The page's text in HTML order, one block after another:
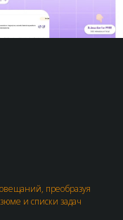
преобразуя
и списки задач